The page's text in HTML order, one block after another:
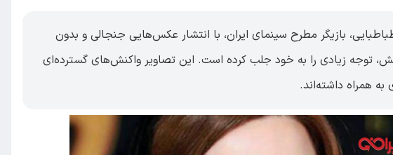
بازیگر مطرح سینمای ایران، با انتشار عکس‌هایی جنجالی و بدون
توجه زیادی را به خود جلب کرده است. این تصاویر واکنش‌های گسترده‌ای
همراه داشته‌اند.